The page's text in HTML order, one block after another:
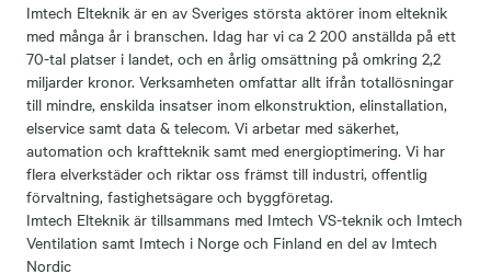
Imtech Elteknik är en av Sveriges största aktörer inom elteknik
med många år i branschen. Idag har vi ca 2 200 anställda på ett
70-tal platser i landet, och en årlig omsättning på omkring 2,2
miljarder kronor. Verksamheten omfattar allt ifrån totallösningar
till mindre, enskilda insatser inom elkonstruktion, elinstallation,
elservice samt data & telecom. Vi arbetar med säkerhet,
automation och kraftteknik samt med energioptimering. Vi har
flera elverkstäder och riktar oss främst till industri, offentlig
förvaltning, fastighetsägare och byggföretag.
Imtech Elteknik är tillsammans med Imtech VS-teknik och Imtech
Ventilation samt Imtech i Norge och Finland en del av Imtech
Nordic